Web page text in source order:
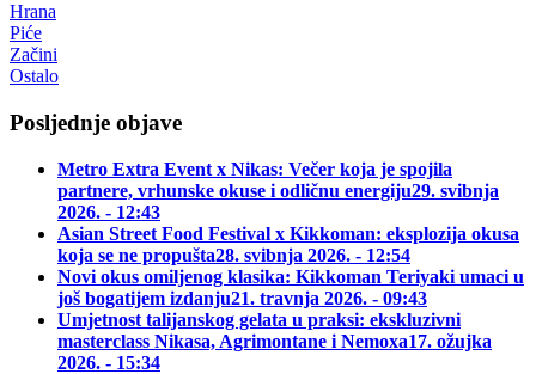
Hrana
Piće
Začini
Ostalo
Posljednje objave
Metro Extra Event x Nikas: Večer koja je spojila
partnere, vrhunske okuse i odličnu energiju29. svibnja
2026. - 12:43
Asian Street Food Festival x Kikkoman: eksplozija okusa
koja se ne propušta28. svibnja 2026. - 12:54
Novi okus omiljenog klasika: Kikkoman Teriyaki umaci u
još bogatijem izdanju21. travnja 2026. - 09:43
Umjetnost talijanskog gelata u praksi: ekskluzivni
masterclass Nikasa, Agrimontane i Nemoxa17. ožujka
2026. - 15:34